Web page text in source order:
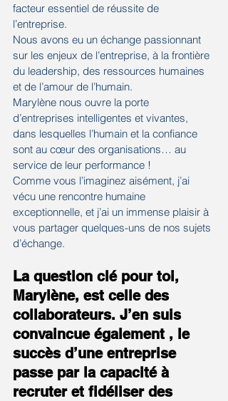
facteur essentiel de réussite de
l’entreprise.
Nous avons eu un échange passionnant
sur les enjeux de l’entreprise, à la frontière
du leadership, des ressources humaines
et de l’amour de l’humain.
Marylène nous ouvre la porte
d’entreprises intelligentes et vivantes,
dans lesquelles l’humain et la confiance
sont au cœur des organisations… au
service de leur performance !
Comme vous l’imaginez aisément, j’ai
vécu une rencontre humaine
exceptionnelle, et j’ai un immense plaisir à
vous partager quelques-uns de nos sujets
d’échange.
La question clé pour toi,
Marylène, est celle des
collaborateurs. J’en suis
convaincue également , le
succès d’une entreprise
passe par la capacité à
recruter et fidéliser des